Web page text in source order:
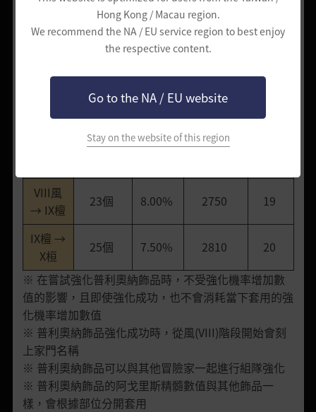
Hong Kong / Macau region.
We recommend the NA / EU service region to best enjoy
the respective content.
Go to the NA / EU website
Stay on the website of this region
V東
19個 11.00% 1430
VI雲
10.00%
VII雨
9.00%
VIII風
→ IX檀
23個 8.00% 2750 19
IX檀 →
X桓
25個 7.50% 2810
20
※ 在嘗試強化普利奧納飾品時，不受強化機率增加數
值的影響，且即使強化成功，也不會消耗當下套用的強
化機率增加數值
※ 普利奧納飾品強化成功時，從風(VIII)階段開始會刻
上家門名稱
※ 普利奧納飾品可以與其他冒險家一起進行組隊強化
※ 普利奧納飾品的阿戈里斯精髓數值與其他飾品一
樣，會根據部位分開套用